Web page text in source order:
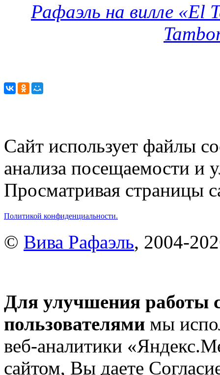
Рафаэль на вилле «El
Сайт использует файлы
анализа посещаемости и
Просматривая страницы
Политикой конфиденциальности.
© Вива Рафаэль, 2004-
Для улучшения работы
пользователями мы
веб-аналитики
сайтом, Вы даете